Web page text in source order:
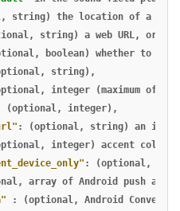
, string) the location of a
, string) a web URL , or
, boolean) whether to
, string) ,
, integer (maximum of
(optional , integer) ,
: (optional , string) an image
, integer) accent color
: (optional ,
, array of Android push
: (optional , Android